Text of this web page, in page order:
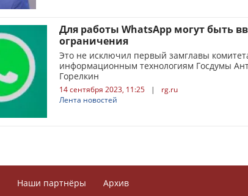
Для работы WhatsApp могут быть
ограничения
Это не исключил первый замглавы
информационным технологиям Госдумы
Горелкин
14 сентября 2023, 11:25 |
rg.ru
Лента новостей
Наши партнёры Архив